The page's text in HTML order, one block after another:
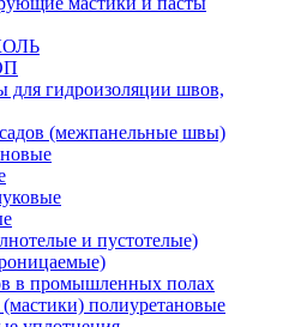
для гидроизоляции швов,
(межпанельные швы)
и пустотелые)
в промышленных полах
полиуретановые